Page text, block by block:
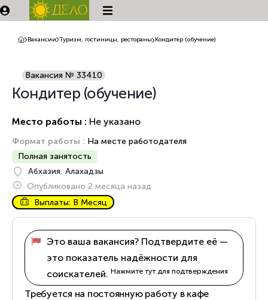
Вакансии Туризм, гостиницы, рестораны Кондитер (обучение)
Кондитер (обучение)
Место работы : Не указано
Формат работы : На месте работодателя
Полная занятость
Абхазия, Алахадзы
Опубликовано 2 месяца назад
Выплаты: В Месяц
Вакансия № 33410
Это ваша вакансия? Подтвердите её —
это показатель надёжности для
соискателей. Нажмите тут для подтверждения
Требуется на постоянную работу в кафе